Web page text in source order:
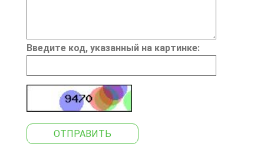
Введите код, указанный на картинке:
ОТПРАВИТЬ